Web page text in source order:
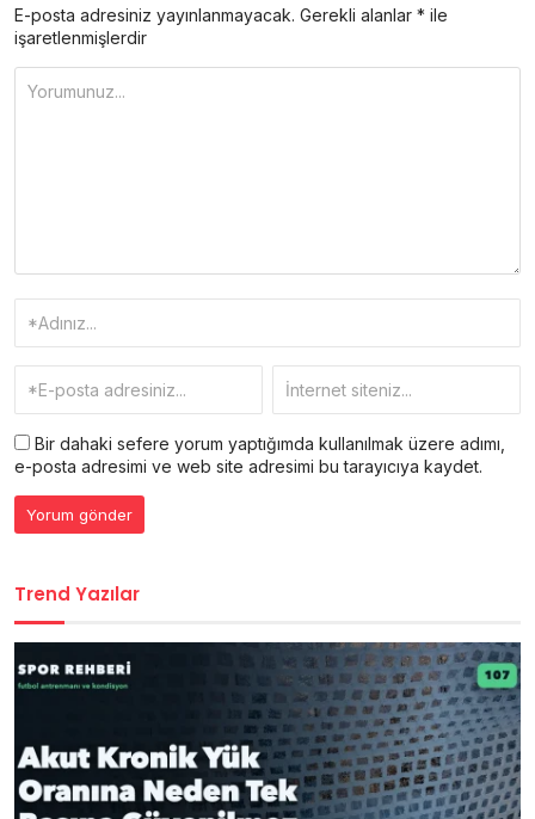
E-posta adresiniz yayınlanmayacak. Gerekli alanlar * ile
işaretlenmişlerdir
Bir dahaki sefere yorum yaptığımda kullanılmak üzere adımı,
e-posta adresimi ve web site adresimi bu tarayıcıya kaydet.
Trend Yazılar